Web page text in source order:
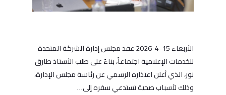
الأربعاء 15-4-2026 عقد مجلس إدارة الشركة المتحدة
للخدمات الإعلامية اجتماعاً، بناءً على طلب الأستاذ طارق
نور، الذي أعلن اعتذاره الرسمي عن رئاسة مجلس الإدارة،
وذلك لأسباب صحية تستدعي سفره إلى…